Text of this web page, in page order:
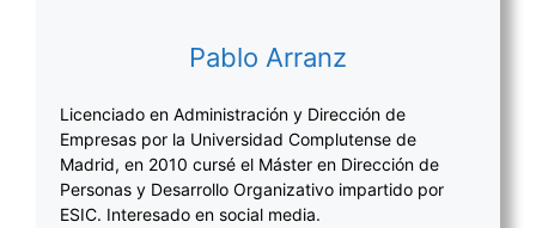
Pablo Arranz
Licenciado en Administración y Dirección de
Empresas por la Universidad Complutense de
Madrid, en 2010 cursé el Máster en Dirección de
Personas y Desarrollo Organizativo impartido por
ESIC. Interesado en social media.